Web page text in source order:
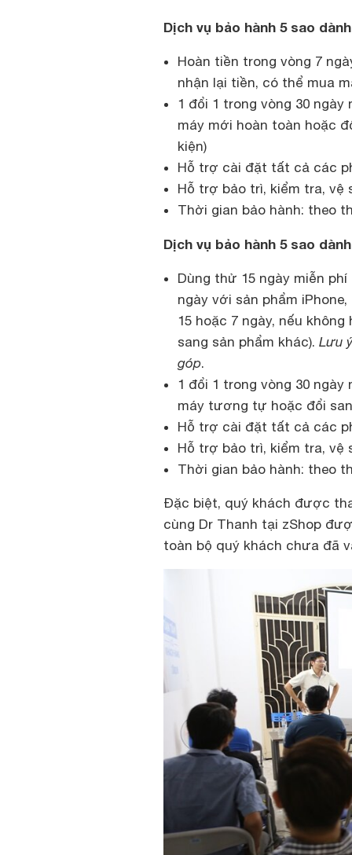
Dịch vụ bảo hành 5 sao
Hoàn tiền trong vòng 7
nhận lại tiền, có thể mua
1 đổi 1 trong vòng 30
máy mới hoàn toàn hoặc
kiện)
Hỗ trợ cài đặt tất cả các
Hỗ trợ bảo trì, kiểm tra, vệ
Thời gian bảo hành: theo
Dịch vụ bảo hành 5 sao
Dùng thử 15 ngày miễn
ngày với sản phẩm
15 hoặc 7 ngày, nếu
sang sản phẩm khác). Lưu
góp.
1 đổi 1 trong vòng 30
máy tương tự hoặc đổi
Hỗ trợ cài đặt tất cả các
Hỗ trợ bảo trì, kiểm tra, vệ
Thời gian bảo hành: theo
Đặc biệt, quý khách được
cùng Dr Thanh tại zShop
toàn bộ quý khách chưa đã